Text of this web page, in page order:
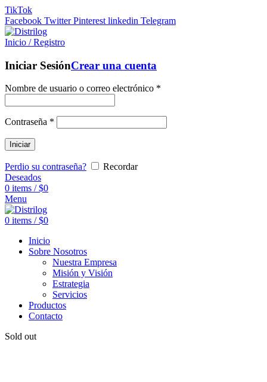
TikTok
Facebook Twitter Pinterest linkedin Telegram
Inicio / Registro
Iniciar SesiónCrear una cuenta
Nombre de usuario o correo electrónico *
Contraseña *
Iniciar
Perdio su contraseña?
Recordar
Deseados
0 items / $0
Menu
0 items / $0
Inicio
Sobre Nosotros
Nuestra Empresa
Misión y Visión
Estrategia
Servicios
Productos
Contacto
Sold out